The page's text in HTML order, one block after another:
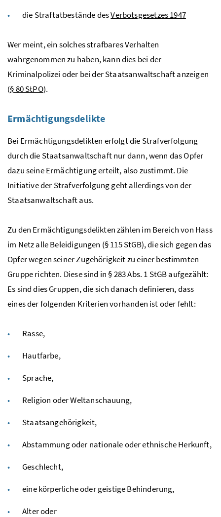
die Straftatbestände desVerbotsgesetzes 1947
Wer meint, ein solches strafbares Verhalten
wahrgenommen zu haben, kann dies bei der
Kriminalpolizei oder bei der Staatsanwaltschaft anzeigen
(§ 80 StPO).
Ermächtigungsdelikte
Bei Ermächtigungsdelikten erfolgt die Strafverfolgung
durch die Staatsanwaltschaft nur dann, wenn das Opfer
dazu seine Ermächtigung erteilt, also zustimmt. Die
Initiative der Strafverfolgung geht allerdings von der
Staatsanwaltschaft aus.
Zu den Ermächtigungsdelikten zählen im Bereich von Hass
im Netz alle Beleidigungen (§ 115 StGB), die sich gegen das
Opfer wegen seiner Zugehörigkeit zu einer bestimmten
Gruppe richten. Diese sind in § 283 Abs. 1 StGB aufgezählt:
Es sind dies Gruppen, die sich danach definieren, dass
eines der folgenden Kriterien vorhanden ist oder fehlt:
Rasse,
Hautfarbe,
Sprache,
Religion oder Weltanschauung,
Staatsangehörigkeit,
Abstammung oder nationale oder ethnische Herkunft,
Geschlecht,
eine körperliche oder geistige Behinderung,
Alter oder